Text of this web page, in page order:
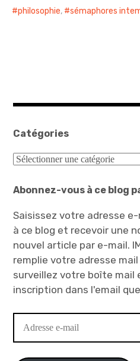
philosophie, sémaphores
Catégories
Catégories
Abonnez-vous à ce blog
Saisissez votre adresse
à ce blog et recevoir une
nouvel article par e-mail.
remplie votre adresse
surveillez votre boîte mail
inscription dans l'email
e-